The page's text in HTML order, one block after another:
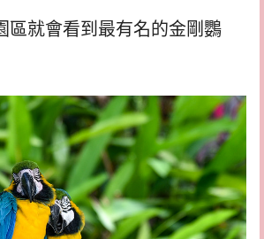
區就會看到最有名的金剛鸚